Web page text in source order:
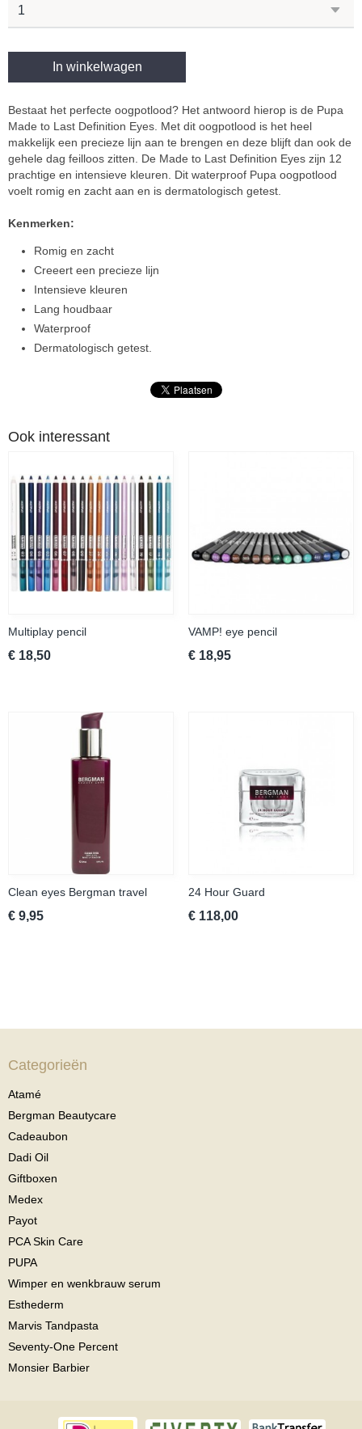
In winkelwagen
Bestaat het perfecte oogpotlood? Het antwoord hierop is de Pupa
Made to Last Definition Eyes. Met dit oogpotlood is het heel
makkelijk een precieze lijn aan te brengen en deze blijft dan ook de
gehele dag feilloos zitten. De Made to Last Definition Eyes zijn 12
prachtige en intensieve kleuren. Dit waterproof Pupa oogpotlood
voelt romig en zacht aan en is dermatologisch getest.
Kenmerken:
Romig en zacht
Creeert een precieze lijn
Intensieve kleuren
Lang houdbaar
Waterproof
Dermatologisch getest.
Ook interessant
Multiplay pencil
€ 18,50
VAMP! eye pencil
€ 18,95
Clean eyes Bergman travel
€ 9,95
24 Hour Guard
€ 118,00
Categorieën
Atamé
Bergman Beautycare
Cadeaubon
Dadi Oil
Giftboxen
Medex
Payot
PCA Skin Care
PUPA
Wimper en wenkbrauw serum
Esthederm
Marvis Tandpasta
Seventy-One Percent
Monsier Barbier